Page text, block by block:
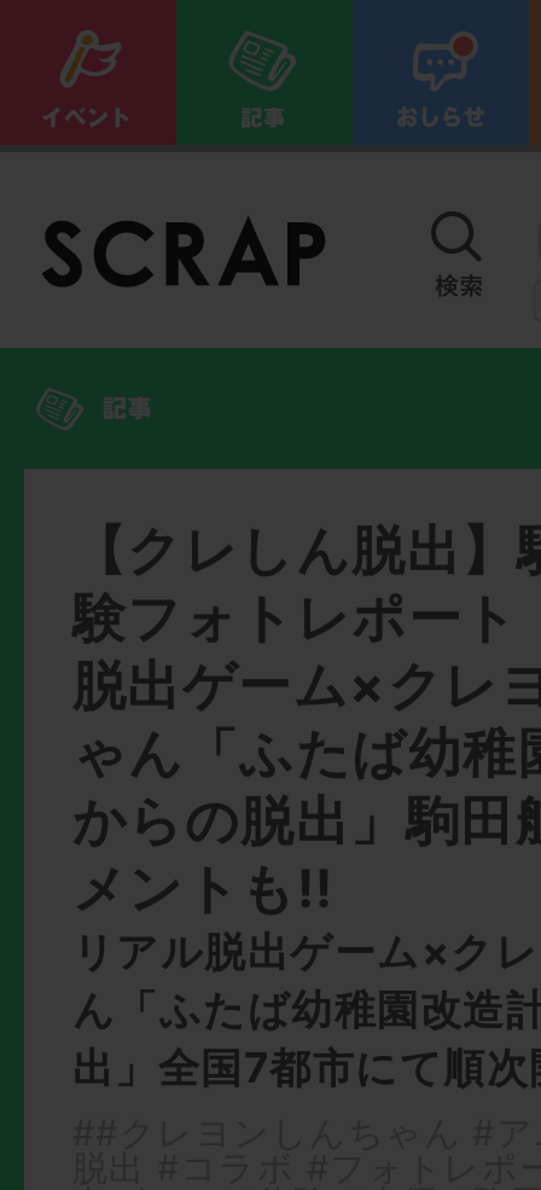
【クレしん脱出
験フォトレポー
脱出ゲーム×クレ
ゃん「ふたば幼稚
からの脱出」駒田
メントも!!
リアル脱出ゲーム×ク
ん「ふたば幼稚園改造
出」全国7都市にて順